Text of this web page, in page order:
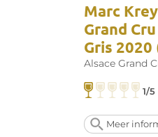
Marc
Grand
Gris
Alsace Grand
1/5
Meer